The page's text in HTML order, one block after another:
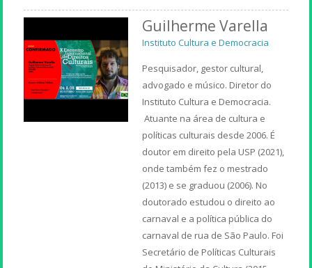
Guilherme Varella
Instituto Cultura e Democracia
Pesquisador, gestor cultural,
advogado e músico. Diretor do
Instituto Cultura e Democracia.
Atuante na área de cultura e
políticas culturais desde 2006. É
doutor em direito pela USP (2021),
onde também fez o mestrado
(2013) e se graduou (2006). No
doutorado estudou o direito ao
carnaval e a política pública do
carnaval de rua de São Paulo. Foi
Secretário de Políticas Culturais